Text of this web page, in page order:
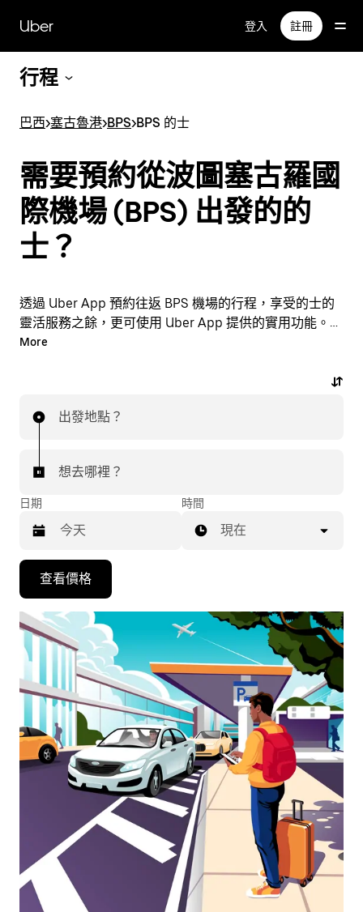
Uber 登入 註冊
行程
巴西>塞古魯港>BPS>BPS 的士
需要預約從波圖塞古羅國
際機場 (BPS) 出發的的
士？
透過 Uber App 預約往返 BPS 機場的行程，享受的士的
靈活服務之餘，更可使用 Uber App 提供的實用功能。臨
時需要乘車？隨時透過 App 或網站預約行程，享受經濟
More
出發地點？
想去哪裡？
日期
下
向
下
箭
鍵，
即
可
用
擇
日
期。
時間
現在
查看價格